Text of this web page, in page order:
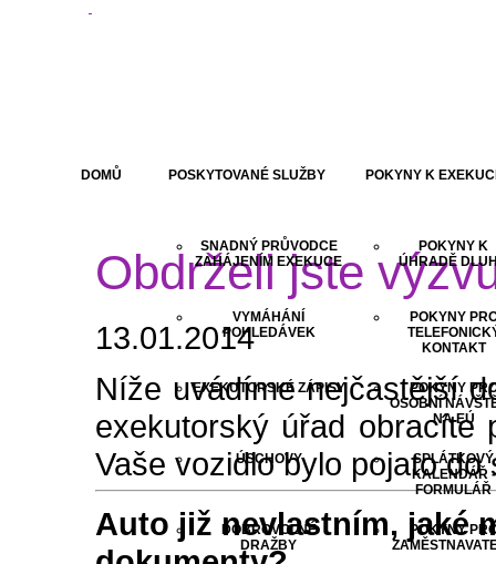
DOMŮ POSKYTOVANÉ SLUŽBY
SNADNÝ PRŮVODCE
ZAHÁJENÍM EXEKUCE
VYMÁHÁNÍ
POHLEDÁVEK
EXEKUTORSKÉ ZÁPISY
ÚSCHOVY
DOBROVOLNÉ
DRAŽBY
POKYNY K
POKYNY K
ÚHRADĚ
POKYNY
KONTAKT
POKYNY
OSOBNÍ
NA EÚ
SPLÁTKOVÝ
KALENDÁŘ -
FORMULÁŘ
POKYNY
Obdrželi jste
13.01.2014
Níže uvádíme nejčastější
exekutorský úřad obracíte
Vaše vozidlo bylo pojato
Auto již nevlastním, jaké